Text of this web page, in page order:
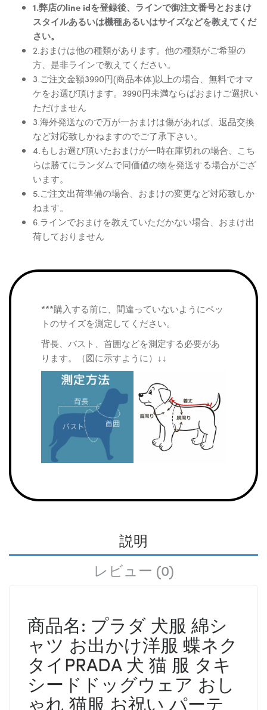
1.弊店のline idを登録後、ラインで御注文番号とおまけ
スタイルあるいは機種あるいはサイズなどを教えてくだ
さい。
2.おまけは他の種類があります。他の種類がご希望の
方、是非ラインで教えてください。
3.ご注文金額3990円(商品本体)以上の場合、無料でオマ
ケをお選び頂けます。3990円未満ならばおまけご選択い
ただけません
3.海外発送なので万が一おまけは傷があれば、返品交換
など対応致しかねますのでご了承下さい。
4.もしお選び頂いたおまけが一時在庫切れの場合、こち
らは勝てにランダムで同価値の物を発送する場合がござ
います。
5.ご注文出荷準備の場合、おまけの変更など対応致しか
ねます。
6.ラインでおまけを教えていただかない場合、おまけ出
荷しておりません
***購入する前に、間違っていないようにペッ
トのサイズを測定してください。
背長、バスト、首囲などを測定する必要があ
ります。（図に示すように）↓↓
説明
レビュー (0)
商品名: プラダ 犬服 綿シ
ャツ お出かけ洋服 蝶ネク
タイPRADA 犬 猫 服 タキ
シードドッグウェア おし
ゃれ 猫服 お祝い パーテ